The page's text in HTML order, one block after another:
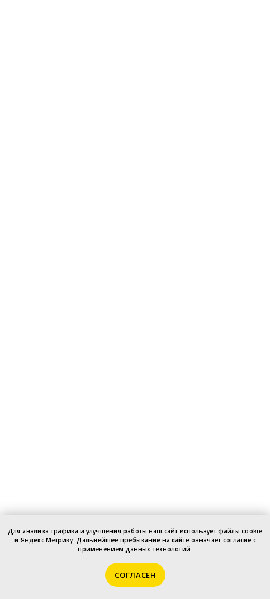
использует файлы cookie и Яндекс.Метрику. Дальнейшее
пребывание на сайте означает согласие с применением
данных технологий.
Для анализа трафика и улучшения работы наш сайт использует файлы cookie
и Яндекс.Метрику. Дальнейшее пребывание на сайте означает согласие с
применением данных технологий.
СОГЛАСЕН Задай вопрос!